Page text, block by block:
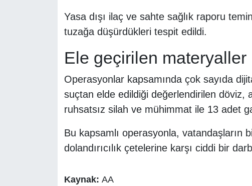
Yasa dışı ilaç ve sahte sağlık raporu
tuzağa düşürdükleri tespit edildi.
Ele geçirilen materyaller
Operasyonlar kapsamında çok sayıda
suçtan elde edildiği değerlendirilen döviz,
ruhsatsız silah ve mühimmat ile 13 adet
Bu kapsamlı operasyonla, vatandaşların
dolandırıcılık çetelerine karşı ciddi bir
Kaynak: AA